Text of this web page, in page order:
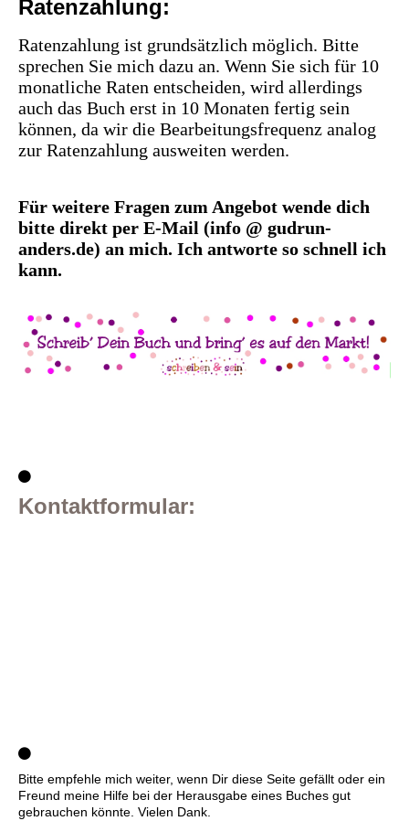
Ratenzahlung:
Ratenzahlung ist grundsätzlich möglich. Bitte
sprechen Sie mich dazu an. Wenn Sie sich für 10
monatliche Raten entscheiden, wird allerdings
auch das Buch erst in 10 Monaten fertig sein
können, da wir die Bearbeitungsfrequenz analog
zur Ratenzahlung ausweiten werden.
Für weitere Fragen zum Angebot wende dich
bitte direkt per E-Mail (info @ gudrun-
anders.de) an mich. Ich antworte so schnell ich
kann.
Kontaktformular:
Bitte empfehle mich weiter, wenn Dir diese Seite gefällt oder ein
Freund meine Hilfe bei der Herausgabe eines Buches gut
gebrauchen könnte. Vielen Dank.